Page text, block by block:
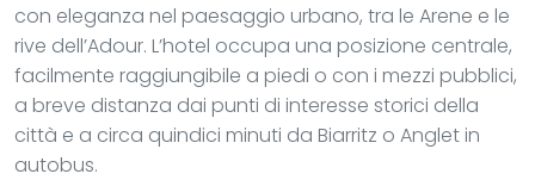
con eleganza nel paesaggio urbano, tra le Arene e le
rive dell’Adour. L’hotel occupa una posizione centrale,
facilmente raggiungibile a piedi o con i mezzi pubblici,
a breve distanza dai punti di interesse storici della
città e a circa quindici minuti da Biarritz o Anglet in
autobus.